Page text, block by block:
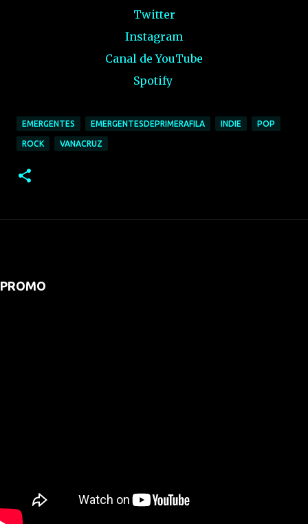
Twitter
Instagram
Canal de YouTube
Spotify
EMERGENTES EMERGENTESDEPRIMERAFILA INDIE POP
ROCK VANACRUZ
PROMO